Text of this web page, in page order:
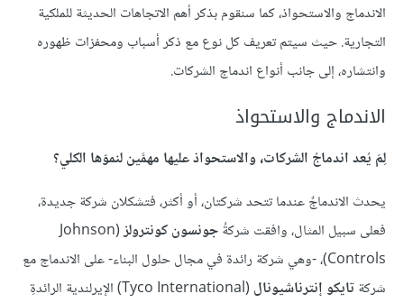
الاندماج والاستحواذ، كما سنقوم بذكر أهم الاتجاهات الحديثة للملكية
التجارية. حيث سيتم تعريف كل نوع مع ذكر أسباب ومحفزات ظهوره
وانتشاره، إلى جانب أنواع اندماج الشركات.
الاندماج والاستحواذ
لِمَ يُعد اندماجُ الشركات، والاستحواذ عليها مهمَّين لنموّها الكلي؟
يحدث الاندماجٌ عندما تتحد شركتان، أو أكثر، فتشكلان شركة جديدة،
فعلى سبيل المثال، وافقت شركةُجونسون كونترولز (Johnson
Controls)، -وهي شركة رائدة في مجال حلول البناء- على الاندماج مع
شركة تايكو إنترناشيونال
(Tyco International) الإيرلندية الرائدةِ